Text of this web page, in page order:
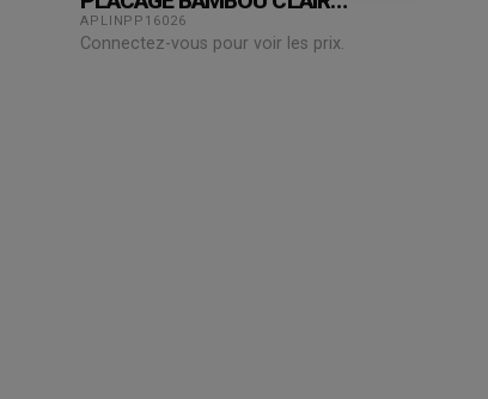
80X15X2500MM
APLINPP16026
Connectez-vous pour voir les prix.